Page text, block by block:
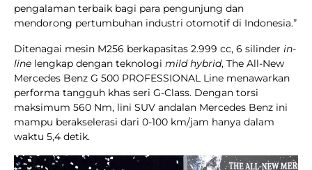
pengalaman terbaik bagi para pengunjung dan
mendorong pertumbuhan industri otomotif di Indonesia.”
Ditenagai mesin M256 berkapasitas 2.999 cc, 6 silinder in-
line lengkap dengan teknologi mild hybrid, The All-New
Mercedes Benz G 500 PROFESSIONAL Line menawarkan
performa tangguh khas seri G-Class. Dengan torsi
maksimum 560 Nm, lini SUV andalan Mercedes Benz ini
mampu berakselerasi dari 0-100 km/jam hanya dalam
waktu 5,4 detik.